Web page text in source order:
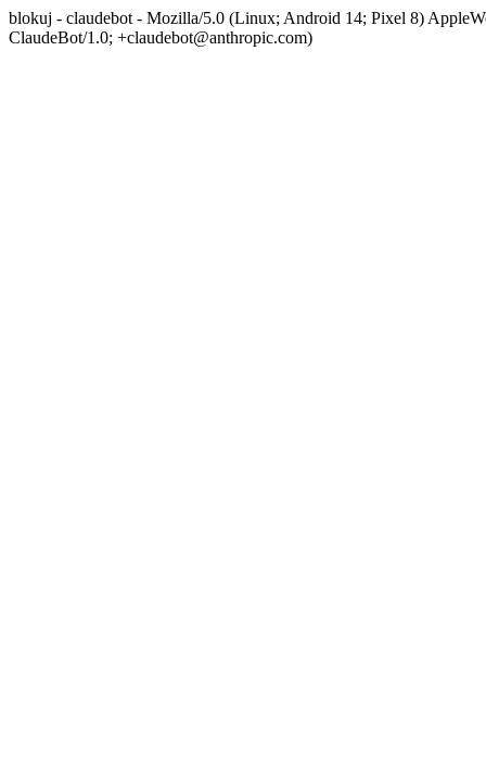
blokuj - claudebot - Mozilla/5.0 (Linux; Android 14; Pixel 8)
ClaudeBot/1.0; +claudebot@anthropic.com)